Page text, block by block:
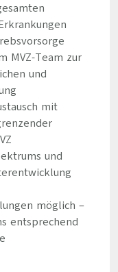
MVZ-Team zur
und
mit
und
möglich –
entsprechend